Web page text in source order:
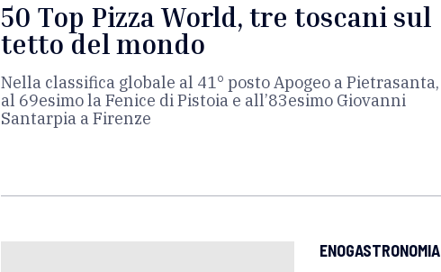
50 Top Pizza World, tre toscani sul
tetto del mondo
Nella classifica globale al 41° posto Apogeo a Pietrasanta,
al 69esimo la Fenice di Pistoia e all’83esimo Giovanni
Santarpia a Firenze
ENOGASTRONOMIA